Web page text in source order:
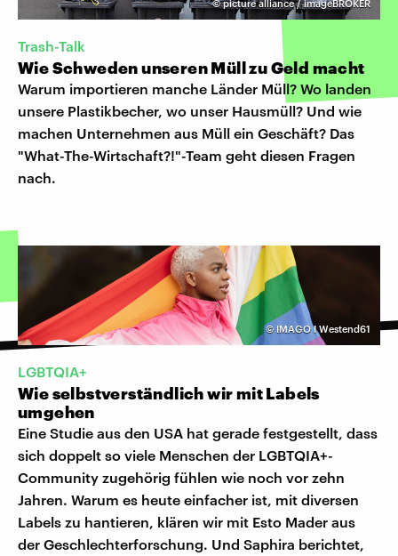
©picture alliance / imageBROKER
Trash-Talk
Wie Schweden unseren Müll zu Geld macht
Warum importieren manche Länder Müll? Wo landen
unsere Plastikbecher, wo unser Hausmüll? Und wie
machen Unternehmen aus Müll ein Geschäft? Das
"What-The-Wirtschaft?!"-Team geht diesen Fragen
nach.
© IMAGO I Westend61
LGBTQIA+
Wie selbstverständlich wir mit Labels
umgehen
Eine Studie aus den USA hat gerade festgestellt, dass
sich doppelt so viele Menschen der LGBTQIA+-
Community zugehörig fühlen wie noch vor zehn
Jahren. Warum es heute einfacher ist, mit diversen
Labels zu hantieren, klären wir mit Esto Mader aus
der Geschlechterforschung. Und Saphira berichtet,